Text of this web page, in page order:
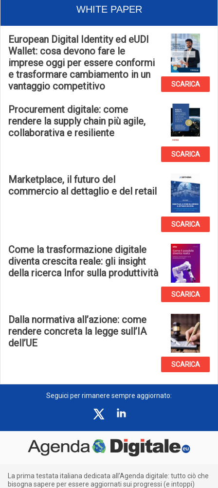
WHITE PAPER
European Digital Identity ed eUDI
Wallet: cosa devono fare le
imprese oggi per essere conformi
e trasformare cambiamento in un
vantaggio competitivo
SCARICA
Procurement digitale: come
rendere la supply chain più agile,
collaborativa e resiliente
SCARICA
Marketplace, il futuro del
commercio al dettaglio e del retail
SCARICA
Come la trasformazione digitale
diventa crescita reale: gli insight
della ricerca Infor sulla produttività
SCARICA
Dalla normativa all’azione: come
rendere concreta la legge sull’IA
dell’UE
SCARICA
Seguici per rimanere sempre aggiornato:
La prima testata italiana dedicata all’Agenda digitale: tutto ciò che
bisogna sapere per essere aggiornati sui progressi (e intoppi)